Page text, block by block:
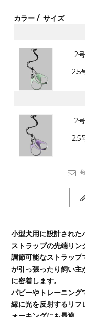
カラー サイズ
2号
2.5
2号
2.5
小型犬用に設計された
ストラップの先端リン
調節可能なストラッ
が引っ張ったり飼い
に密着します。
パピーやトレーニング
縁に光を反射するリフ